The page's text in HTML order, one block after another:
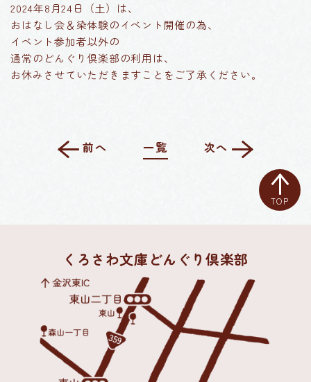
2024年8月24日（土）は、
おはなし会＆染体験のイベント開催の為、
イベント参加者以外の
通常のどんぐり倶楽部の利用は、
お休みさせていただきますことをご了承ください。
前へ 一覧 次へ
TOP
くろさわ文庫どんぐり倶楽部